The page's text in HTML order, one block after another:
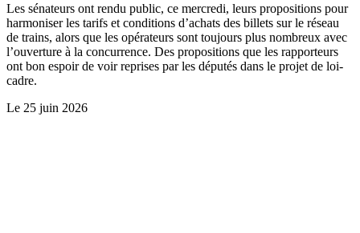
Les sénateurs ont rendu public, ce mercredi, leurs propositions pour
harmoniser les tarifs et conditions d’achats des billets sur le réseau
de trains, alors que les opérateurs sont toujours plus nombreux avec
l’ouverture à la concurrence. Des propositions que les rapporteurs
ont bon espoir de voir reprises par les députés dans le projet de loi-
cadre.
Le 25 juin 2026